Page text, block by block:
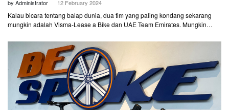
by Administrator 12 February 2024
Kalau bicara tentang balap dunia, dua tim yang paling kondang sekarang
mungkin adalah Visma-Lease a Bike dan UAE Team Emirates. Mungkin